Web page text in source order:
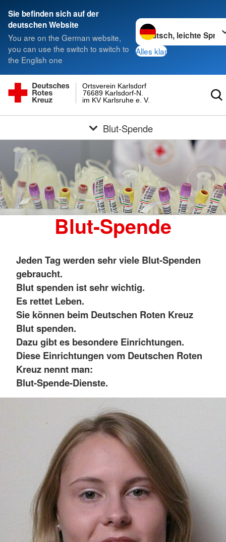
Sie befinden sich auf der
deutschen Website
You are on the German website,
you can use the switch to switch to
the English one
Sprache wechseln zu
Alles klar
im KV Karlsruhe e. V.
76689 Karlsdorf-N.
Ortsverein Karlsdorf
Blut-Spende
Blut-Spende
Jeden Tag werden sehr viele Blut-Spenden
gebraucht.
Blut spenden ist sehr wichtig.
Es rettet Leben.
Sie können beim Deutschen Roten Kreuz
Blut spenden.
Dazu gibt es besondere Einrichtungen.
Diese Einrichtungen vom Deutschen Roten
Kreuz nennt man:
Blut-Spende-Dienste.